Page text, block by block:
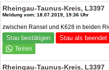
Rheingau-Taunus-Kreis, L3397
Meldung vom: 18.07.2019, 19:36 Uhr
zwischen Ransel und K628 in beiden
Stau bestätigen Stau als beendet
Rheingau-Taunus-Kreis, L3397